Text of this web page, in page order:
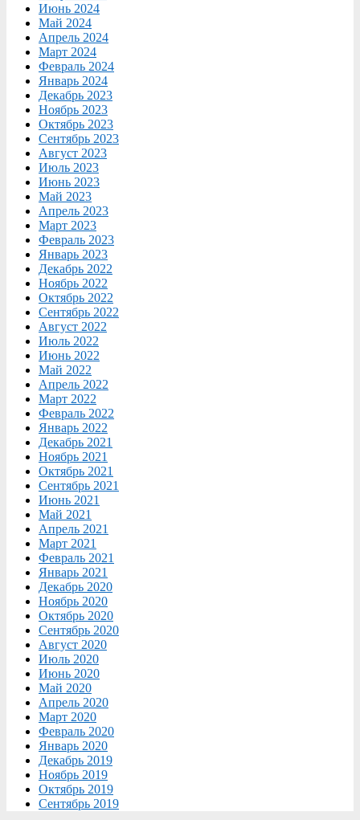
Июнь 2024
Май 2024
Апрель 2024
Март 2024
Февраль 2024
Январь 2024
Декабрь 2023
Ноябрь 2023
Октябрь 2023
Сентябрь 2023
Август 2023
Июль 2023
Июнь 2023
Май 2023
Апрель 2023
Март 2023
Февраль 2023
Январь 2023
Декабрь 2022
Ноябрь 2022
Октябрь 2022
Сентябрь 2022
Август 2022
Июль 2022
Июнь 2022
Май 2022
Апрель 2022
Март 2022
Февраль 2022
Январь 2022
Декабрь 2021
Ноябрь 2021
Октябрь 2021
Сентябрь 2021
Июнь 2021
Май 2021
Апрель 2021
Март 2021
Февраль 2021
Январь 2021
Декабрь 2020
Ноябрь 2020
Октябрь 2020
Сентябрь 2020
Август 2020
Июль 2020
Июнь 2020
Май 2020
Апрель 2020
Март 2020
Февраль 2020
Январь 2020
Декабрь 2019
Ноябрь 2019
Октябрь 2019
Сентябрь 2019